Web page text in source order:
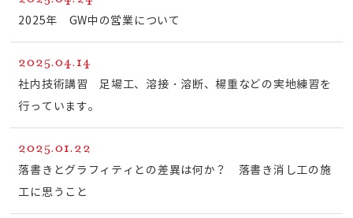
2025年 GW中の営業について
2025.04.14
社内技術講習 足場工、溶接・溶断、楊重などの実地練習を
行っています。
2025.01.22
落書きとグラフィティとの差異は何か？ 落書き消し工の施
工に思うこと